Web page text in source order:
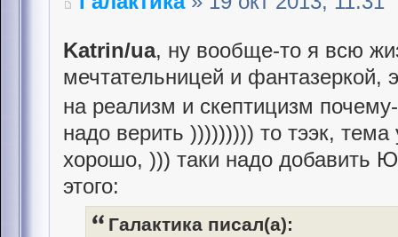
Katrin/ua, ну вообще-то я всю
мечтательницей и фантазеркой,
на реализм и скептицизм
надо верить ))))))))) то тээк,
хорошо, ))) таки надо добавить
этого:
Галактика писал(а):